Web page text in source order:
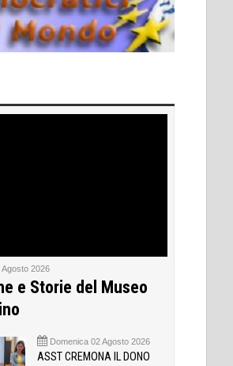
2026
e Storie del Museo
Domenica 02 Agosto 2026
ASST CREMONA IL DONO